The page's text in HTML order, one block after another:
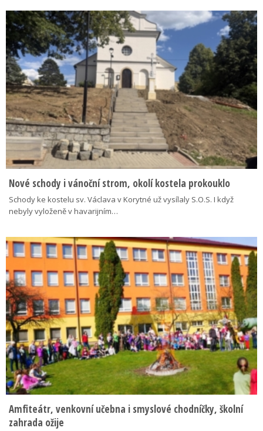
Nové schody i vánoční strom, okolí kostela prokouklo
Schody ke kostelu sv. Václava v Korytné už vysílaly S.O.S. I když
nebyly vyloženě v havarijním…
Amfiteátr, venkovní učebna i smyslové chodníčky, školní
zahrada ožije